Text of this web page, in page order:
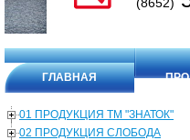
ГЛАВНАЯ
01 ПРОДУКЦИЯ ТМ "ЗНАТОК"
02 ПРОДУКЦИЯ СЛОБОДА